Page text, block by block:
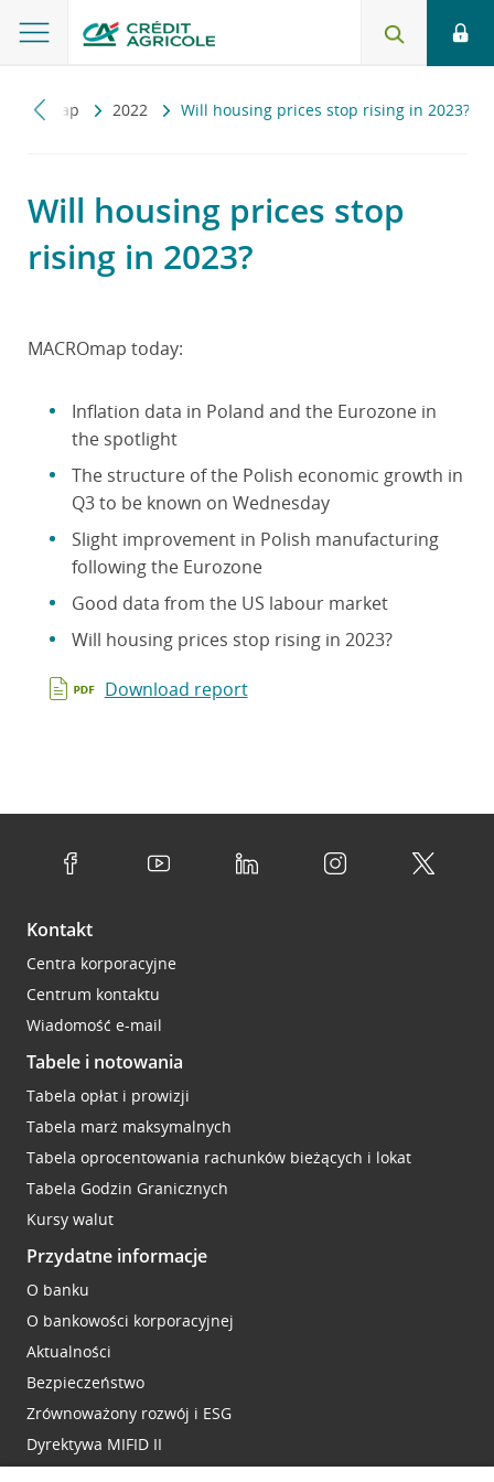
Macromap 2022 Will housing prices stop rising in 2023?
Will housing prices stop
rising in 2023?
MACROmap today:
Inflation data in Poland and the Eurozone in
the spotlight
The structure of the Polish economic growth in
Q3 to be known on Wednesday
Slight improvement in Polish manufacturing
following the Eurozone
Good data from the US labour market
Will housing prices stop rising in 2023?
Download report
Kontakt
Centra korporacyjne
Centrum kontaktu
Wiadomość e-mail
Tabele i notowania
Tabela opłat i prowizji
Tabela marż maksymalnych
Tabela oprocentowania rachunków bieżących i lokat
Tabela Godzin Granicznych
Kursy walut
Przydatne informacje
O banku
O bankowości korporacyjnej
Aktualności
Bezpieczeństwo
Zrównoważony rozwój i ESG
Dyrektywa MIFID II